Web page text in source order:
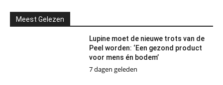
Meest Gelezen
Lupine moet de nieuwe trots van de
Peel worden: ‘Een gezond product
voor mens én bodem’
7 dagen geleden